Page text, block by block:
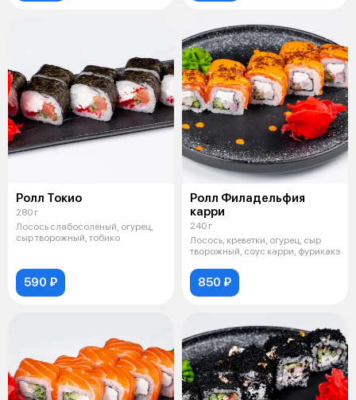
Ролл Токио
280 г
Лосось слабосоленый, огурец,
сыр творожный, тобико
590 ₽
Ролл Филадельфия
карри
240 г
Лосось, креветки, огурец, сыр
творожный, соус карри, фурикакэ
850 ₽